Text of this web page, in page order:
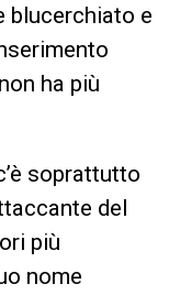
blucerchiato e
ha più
soprattutto
del
più
nome